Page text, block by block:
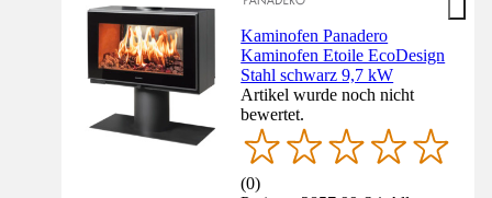
Kaminofen Panadero
Kaminofen Etoile EcoDesign
Stahl schwarz 9,7 kW
Artikel wurde noch nicht
bewertet.
(0)